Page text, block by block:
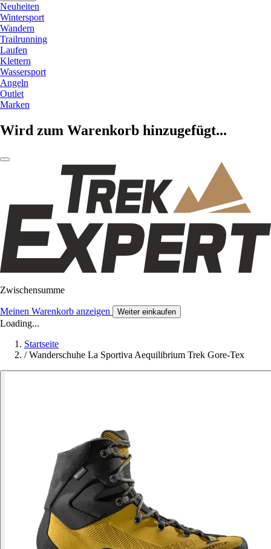
Neuheiten
Wintersport
Wandern
Trailrunning
Laufen
Klettern
Wassersport
Angeln
Outlet
Marken
Wird zum Warenkorb hinzugefügt...
Zwischensumme
Meinen Warenkorb anzeigen Weiter einkaufen
Loading...
Startseite
/ Wanderschuhe La Sportiva Aequilibrium Trek Gore-Tex